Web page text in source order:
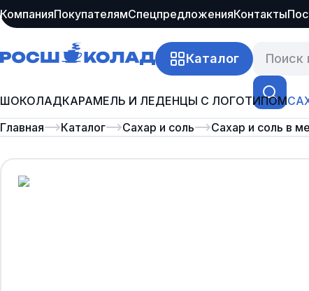
КомпанияПокупателямСпецпредложенияКонтакты
Каталог
ШОКОЛАДКАРАМЕЛЬ И ЛЕДЕНЦЫ С ЛОГОТИПОМ
Главная
Каталог Сахар и соль Сахар и соль в